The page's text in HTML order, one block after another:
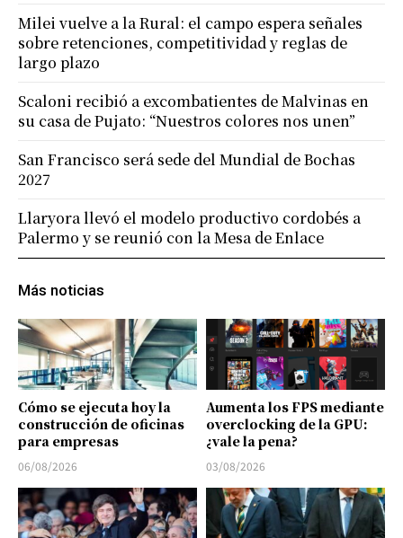
Más noticias
Cómo se ejecuta hoy la
construcción de oficinas
para empresas
06/08/2026
Aumenta los FPS mediante
overclocking de la GPU:
¿vale la pena?
03/08/2026
Milei vuelve a la Rural: el campo espera señales
sobre retenciones, competitividad y reglas de
largo plazo
Scaloni recibió a excombatientes de Malvinas en
su casa de Pujato: “Nuestros colores nos unen”
San Francisco será sede del Mundial de Bochas
2027
Llaryora llevó el modelo productivo cordobés a
Palermo y se reunió con la Mesa de Enlace